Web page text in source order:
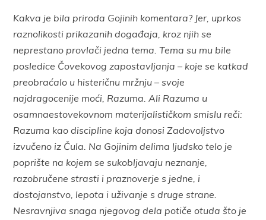
Kakva je bila priroda Gojinih komentara? Jer, uprkos
raznolikosti prikazanih događaja, kroz njih se
neprestano provlači jedna tema. Tema su mu bile
posledice Čovekovog zapostavljanja – koje se katkad
preobraćalo u histeričnu mržnju – svoje
najdragocenije moći, Razuma. Ali Razuma u
osamnaestovekovnom materijalističkom smislu reči:
Razuma kao discipline koja donosi Zadovoljstvo
izvučeno iz Čula. Na Gojinim delima ljudsko telo je
poprište na kojem se sukobljavaju neznanje,
razobručene strasti i praznoverje s jedne, i
dostojanstvo, lepota i uživanje s druge strane.
Nesravnjiva snaga njegovog dela potiče otuda što je